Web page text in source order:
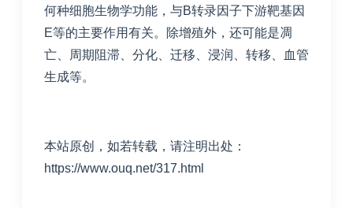
何种细胞生物学功能，与B转录因子下游靶基因
E等的主要作用有关。除增殖外，还可能是凋
亡、周期阻滞、分化、迁移、浸润、转移、血管
生成等。
本站原创，如若转载，请注明出处：
https://www.ouq.net/317.html